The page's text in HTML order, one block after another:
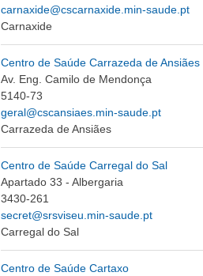
carnaxide@cscarnaxide.min-saude.pt
Carnaxide
Centro de Saúde Carrazeda de Ansiães
Av. Eng. Camilo de Mendonça
5140-73
geral@cscansiaes.min-saude.pt
Carrazeda de Ansiães
Centro de Saúde Carregal do Sal
Apartado 33 - Albergaria
3430-261
secret@srsviseu.min-saude.pt
Carregal do Sal
Centro de Saúde Cartaxo